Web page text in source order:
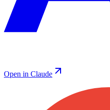
Open in Claude